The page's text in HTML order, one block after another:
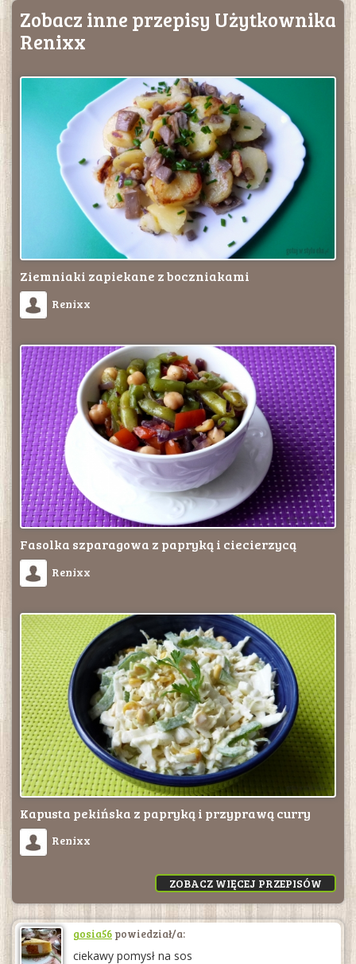
Zobacz inne przepisy Użytkownika
Renixx
Ziemniaki zapiekane z boczniakami
Renixx
Fasolka szparagowa z papryką i ciecierzycą
Renixx
Kapusta pekińska z papryką i przyprawą curry
Renixx
ZOBACZ WIĘCEJ PRZEPISÓW
gosia56 powiedział/a:
ciekawy pomysł na sos